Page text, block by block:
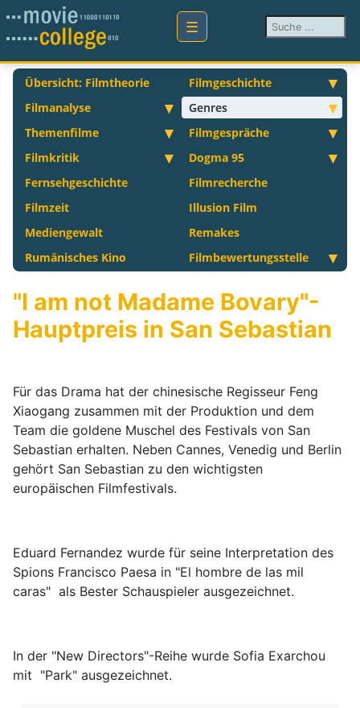
Suchen ...
Übersicht: Filmtheorie
Filmgeschichte
Filmanalyse
Genres
Themenfilme
Filmgespräche
Filmkritik
Dogma 95
Fernsehgeschichte
Filmrecherche
Filmzeit
Illusion Film
Mediengewalt
Remakes
Rumänisches Kino
Filmbewertungsstelle
"I am not Madame Bovary"-
Hauptpreis in San Sebastian
Für das Drama hat der chinesische Regisseur Feng
Xiaogang zusammen mit der Produktion und dem
Team die goldene Muschel des Festivals von San
Sebastian erhalten. Neben Cannes, Venedig und Berlin
gehört San Sebastian zu den wichtigsten
europäischen Filmfestivals.
Eduard Fernandez wurde für seine Interpretation des
Spions Francisco Paesa in "El hombre de las mil
caras" als Bester Schauspieler ausgezeichnet.
In der "New Directors"-Reihe wurde Sofia Exarchou
mit "Park" ausgezeichnet.